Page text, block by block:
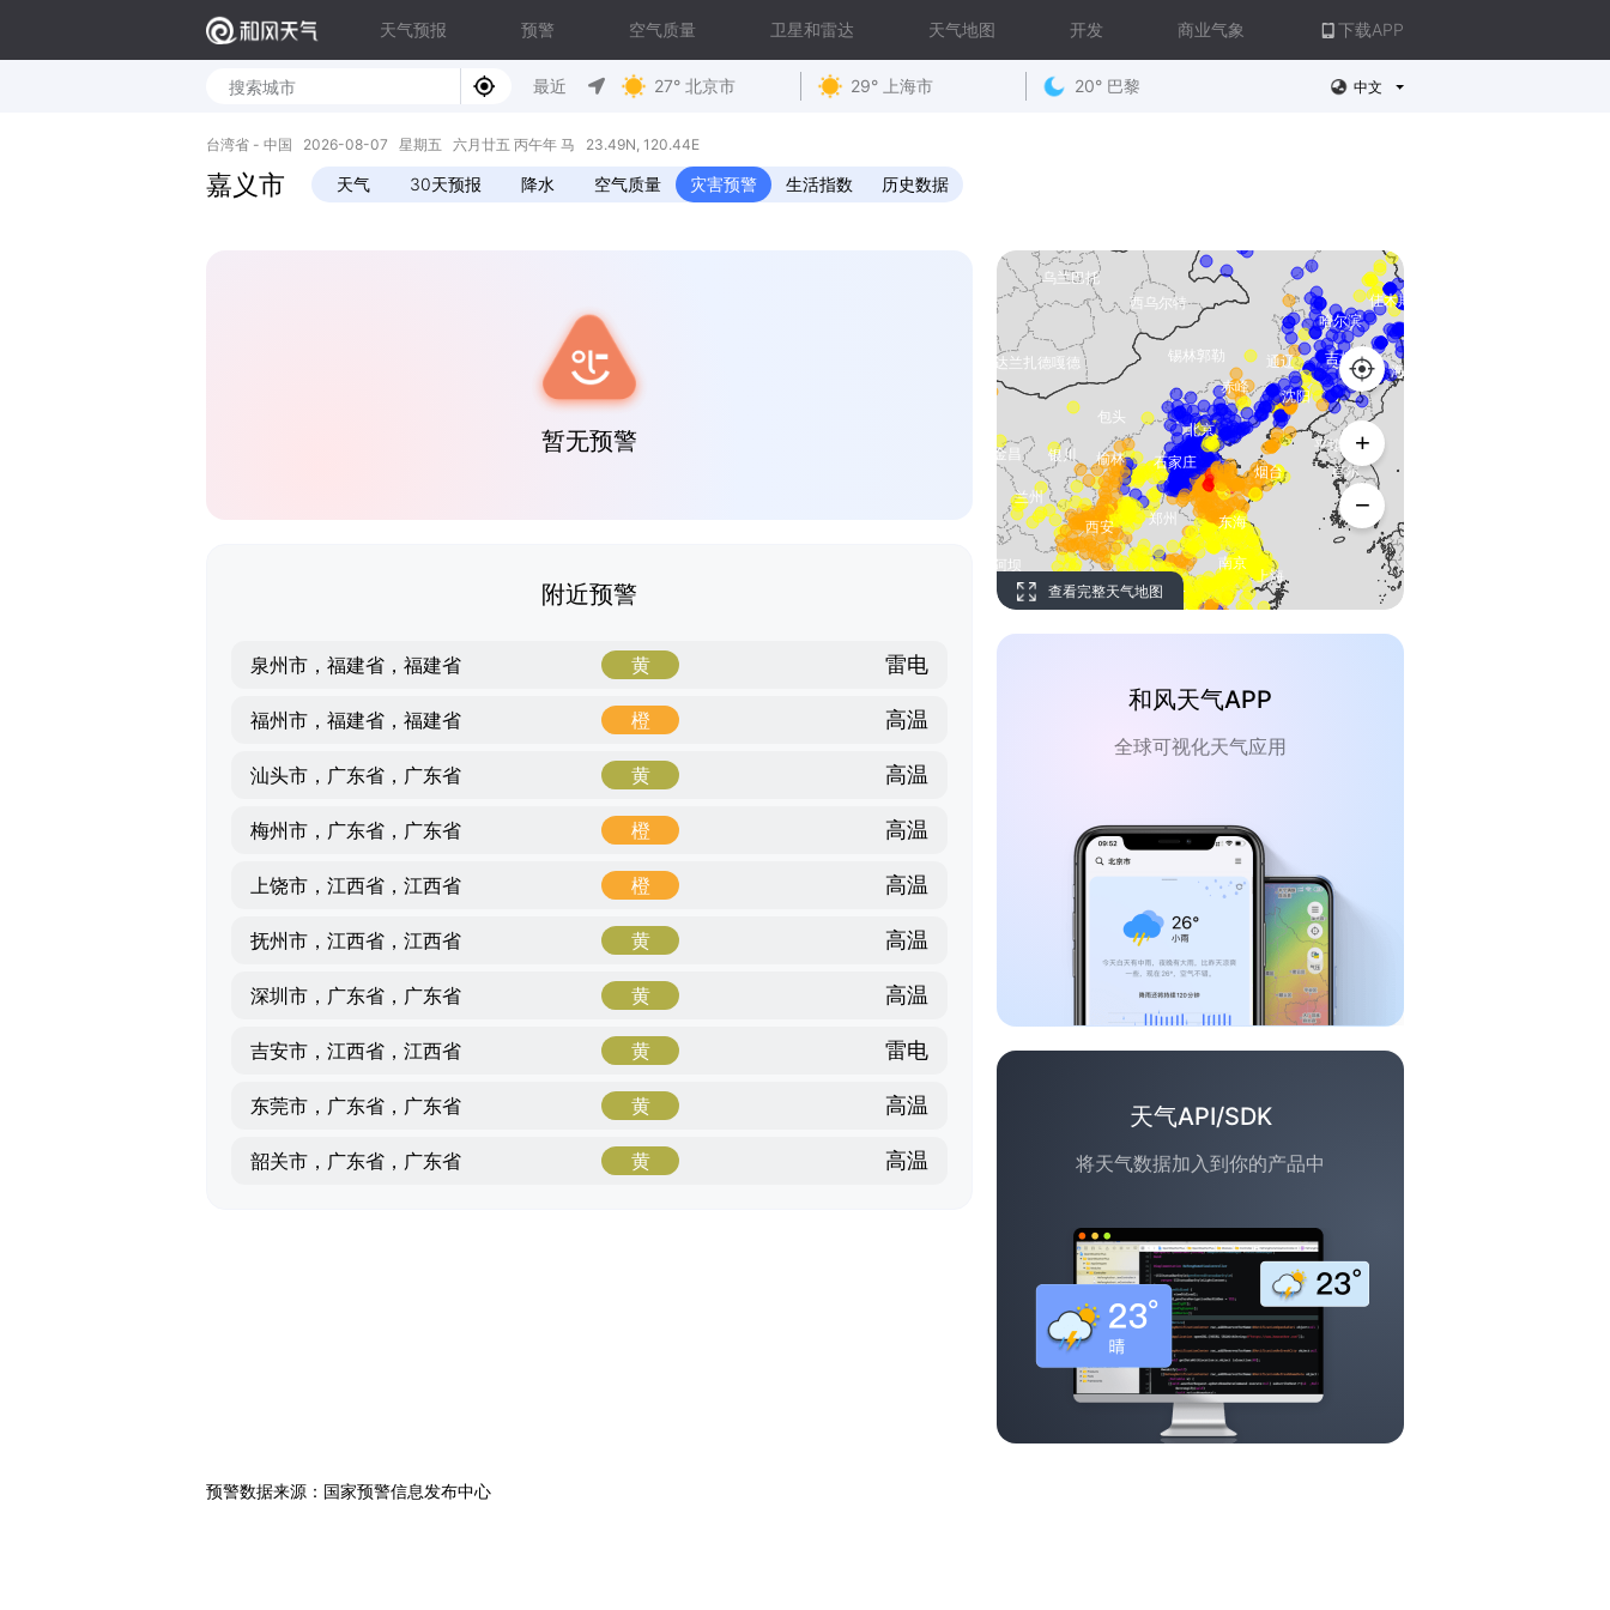
天气预报 预警 空气质量 卫星和雷达 天气地图 开发 商业气象 下载APP
最近 27° 北京市 29° 上海市 20° 巴黎 中文
台湾省 - 中国 2026-08-07 星期五 六月廿五 丙午年 马 23.49N, 120.44E
嘉义市 天气 30天预报 降水 空气质量 灾害预警 生活指数 历史数据
暂无预警
附近预警
泉州市，福建省，福建省 黄 雷电
福州市，福建省，福建省 橙 高温
汕头市，广东省，广东省 黄 高温
梅州市，广东省，广东省 橙 高温
上饶市，江西省，江西省 橙 高温
抚州市，江西省，江西省 黄 高温
深圳市，广东省，广东省 黄 高温
吉安市，江西省，江西省 黄 雷电
东莞市，广东省，广东省 黄 高温
韶关市，广东省，广东省 黄 高温
查看完整天气地图
和风天气APP
全球可视化天气应用
天气API/SDK
将天气数据加入到你的产品中
预警数据来源：国家预警信息发布中心